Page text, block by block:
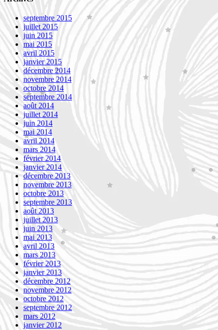
septembre 2015
juillet 2015
juin 2015
mai 2015
avril 2015
janvier 2015
décembre 2014
novembre 2014
octobre 2014
septembre 2014
août 2014
juillet 2014
juin 2014
mai 2014
avril 2014
mars 2014
février 2014
janvier 2014
décembre 2013
novembre 2013
octobre 2013
septembre 2013
août 2013
juillet 2013
juin 2013
mai 2013
avril 2013
mars 2013
février 2013
janvier 2013
décembre 2012
novembre 2012
octobre 2012
septembre 2012
mars 2012
janvier 2012